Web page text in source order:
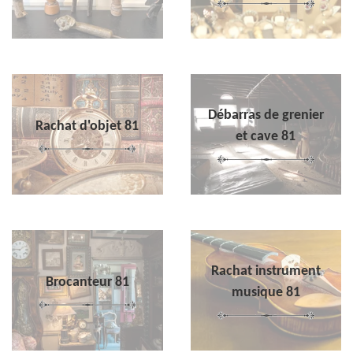
Rachat d'objet 81
Débarras de grenier
et cave 81
Brocanteur 81
Rachat instrument
musique 81